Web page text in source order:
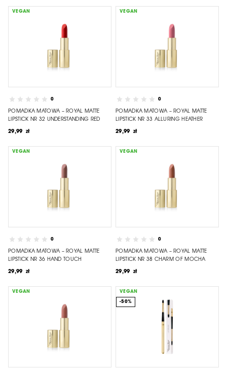
VEGAN
0
POMADKA MATOWA – ROYAL MATTE
LIPSTICK NR 32 UNDERSTANDING RED
29,99 zł
VEGAN
0
POMADKA MATOWA – ROYAL MATTE
LIPSTICK NR 33 ALLURING HEATHER
29,99 zł
VEGAN
0
POMADKA MATOWA – ROYAL MATTE
LIPSTICK NR 36 HAND TOUCH
29,99 zł
VEGAN
0
POMADKA MATOWA – ROYAL MATTE
LIPSTICK NR 38 CHARM OF MOCHA
29,99 zł
VEGAN VEGAN
-50%